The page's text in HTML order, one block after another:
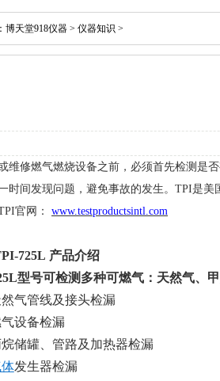
博天堂918仪器 > 仪器知识 >
维修燃气燃烧设备之前，必须首先检测是
时间发现问题，避免事故的发生。 TPI是美
官网： www.testproductsintl.com
725L 产品介绍
型号可检测多种可燃气：天然气、甲
气管线及接头检漏
设备检漏
储罐、管路及加热器检漏
发生器检漏